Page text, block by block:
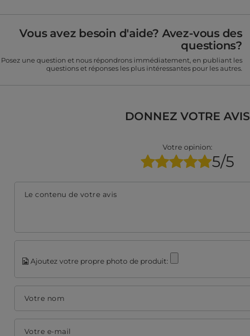
Vous avez besoin d'aide? Avez-vous des
questions?
Posez une question et nous répondrons immédiatement, en publiant les
questions et réponses les plus intéressantes pour les autres.
DONNEZ VOTRE AVIS
Votre opinion:
5/5
Le contenu de votre avis
Ajoutez votre propre photo de produit:
Votre nom
Votre e-mail